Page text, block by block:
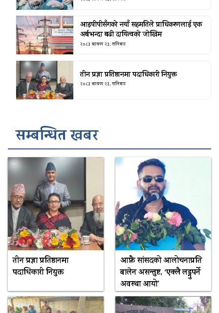
आइपीपीसँगको नयाँ सहमतिले प्राधिकरणलाई एक
अर्बभन्दा बढी दायित्वको जोखिम
२०८३ श्रावण २३, शनिबार
तीन प्रज्ञा प्रतिष्ठानमा पदाधिकारी नियुक्त
२०८३ श्रावण २३, शनिबार
सम्बन्धित खबर
तीन प्रज्ञा प्रतिष्ठानमा
पदाधिकारी नियुक्त
आफ्नै सांसदको आलोचनाप्रति
बालेन असन्तुष्ट, ‘एक्लै लड्नुपर्ने
अवस्था आयो’